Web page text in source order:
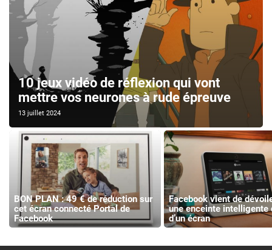
10 jeux vidéo de réflexion qui vont
mettre vos neurones à rude épreuve
13 juillet 2024
BON PLAN : 49 € de réduction sur
cet écran connecté Portal de
Facebook
Facebook vient de
une enceinte intelligente
d’un écran